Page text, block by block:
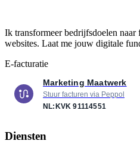
Ik transformeer bedrijfsdoelen naar
websites. Laat me jouw digitale
E-facturatie
Marketing Maatwerk
Stuur facturen via Peppol
NL:KVK 91114551
Diensten